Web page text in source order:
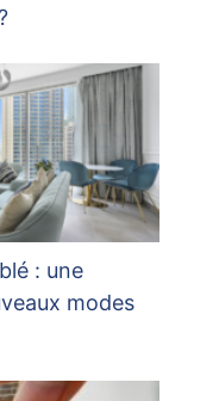
: une
modes